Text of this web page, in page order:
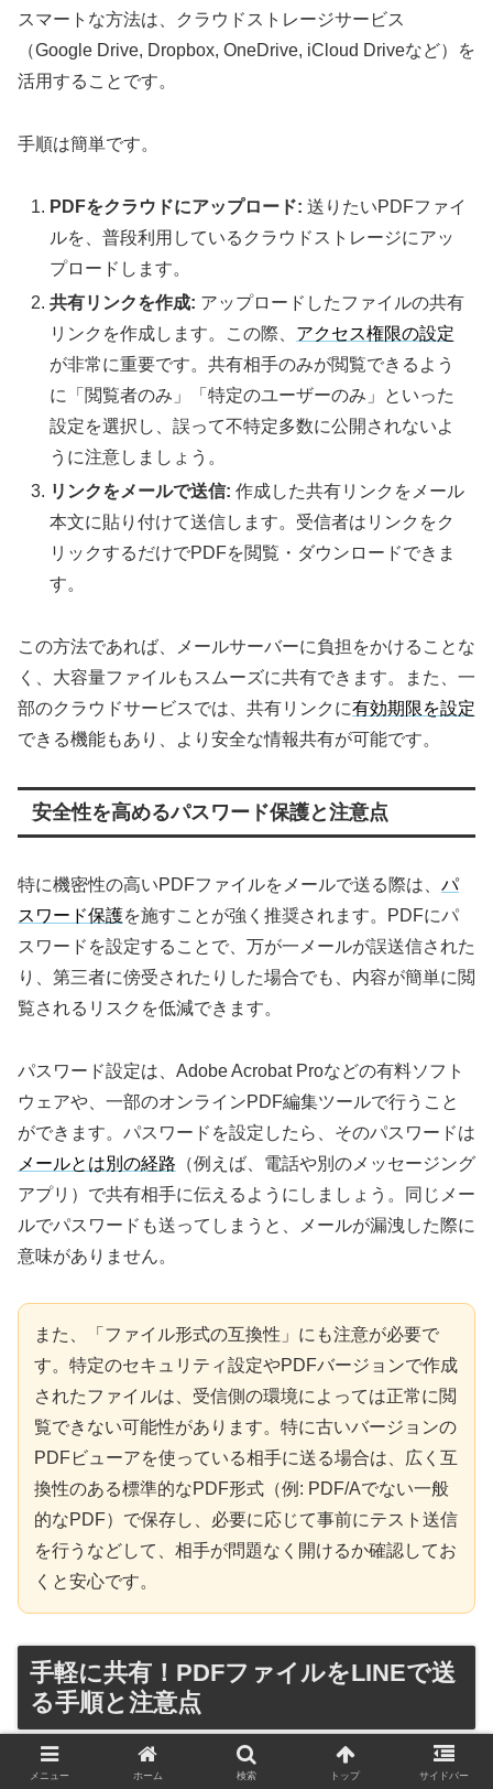
スマートな方法は、クラウドストレージサービス
（Google Drive, Dropbox, OneDrive, iCloud Driveなど）を
活用することです。
手順は簡単です。
PDFをクラウドにアップロード: 送りたいPDFファイ
ルを、普段利用しているクラウドストレージにアッ
プロードします。
共有リンクを作成: アップロードしたファイルの共有
リンクを作成します。この際、 アクセス権限の設定
が非常に重要です。共有相手のみが閲覧できるよう
に「閲覧者のみ」「特定のユーザーのみ」といった
設定を選択し、誤って不特定多数に公開されないよ
うに注意しましょう。
リンクをメールで送信: 作成した共有リンクをメール
本文に貼り付けて送信します。受信者はリンクをク
リックするだけでPDFを閲覧・ダウンロードできま
す。
この方法であれば、メールサーバーに負担をかけることな
く、大容量ファイルもスムーズに共有できます。また、一
部のクラウドサービスでは、共有リンクに有効期限を設定
できる機能もあり、より安全な情報共有が可能です。
安全性を高めるパスワード保護と注意点
特に機密性の高いPDFファイルをメールで送る際は、 パ
スワード保護を施すことが強く推奨されます。PDFにパ
スワードを設定することで、万が一メールが誤送信された
り、第三者に傍受されたりした場合でも、内容が簡単に閲
覧されるリスクを低減できます。
パスワード設定は、Adobe Acrobat Proなどの有料ソフト
ウェアや、一部のオンラインPDF編集ツールで行うこと
ができます。パスワードを設定したら、そのパスワードは
メールとは別の経路 （例えば、電話や別のメッセージング
アプリ）で共有相手に伝えるようにしましょう。同じメー
ルでパスワードも送ってしまうと、メールが漏洩した際に
意味がありません。
また、「ファイル形式の互換性」にも注意が必要で
す。特定のセキュリティ設定やPDFバージョンで作成
されたファイルは、受信側の環境によっては正常に閲
覧できない可能性があります。特に古いバージョンの
PDFビューアを使っている相手に送る場合は、広く互
換性のある標準的なPDF形式（例: PDF/Aでない一般
的なPDF）で保存し、必要に応じて事前にテスト送信
を行うなどして、相手が問題なく開けるか確認してお
くと安心です。
手軽に共有！PDFファイルをLINEで送
る手順と注意点
LINEは、友人や家族だけでなく、ビジネスシーンでも日
メニュー ホーム 検索 トップ サイドバー